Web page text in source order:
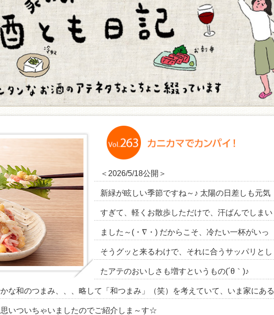
＜2026/5/18公開＞
新緑が眩しい季節ですね～♪ 太陽の日差しも元気
すぎて、軽くお散歩しただけで、汗ばんでしまい
ました～(・∇・) だからこそ、冷たい一杯がいっ
そうグッと来るわけで、それに合うサッパリとし
たアテのおいしさも増すというもの(´θ｀)♪
な和のつまみ、、、略して「和つまみ」（笑）を考えていて、いま家にある
いついちゃいましたのでご紹介しま～す☆